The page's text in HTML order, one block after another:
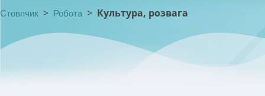
Стовпчик > Робота > Культура, розвага